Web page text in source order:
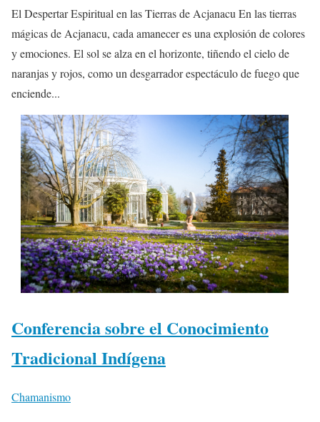
El Despertar Espiritual en las Tierras de Acjanacu En las tierras
mágicas de Acjanacu, cada amanecer es una explosión de colores
y emociones. El sol se alza en el horizonte, tiñendo el cielo de
naranjas y rojos, como un desgarrador espectáculo de fuego que
enciende...
Conferencia sobre el Conocimiento
Tradicional Indígena
Chamanismo